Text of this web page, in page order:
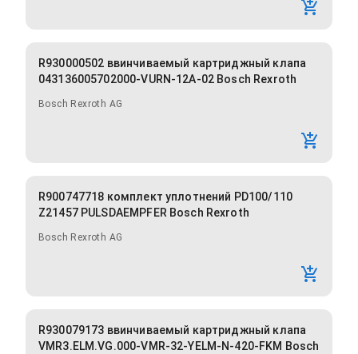
R930000502 ввинчиваемый картриджный клапа
043136005702000-VURN-12A-02 Bosch Rexroth
Bosch Rexroth AG
R900747718 комплект уплотнений PD100/110
Z21457 PULSDAEMPFER Bosch Rexroth
Bosch Rexroth AG
R930079173 ввинчиваемый картриджный клапа
VMR3.ELM.VG.000-VMR-32-YELM-N-420-FKM Bosch